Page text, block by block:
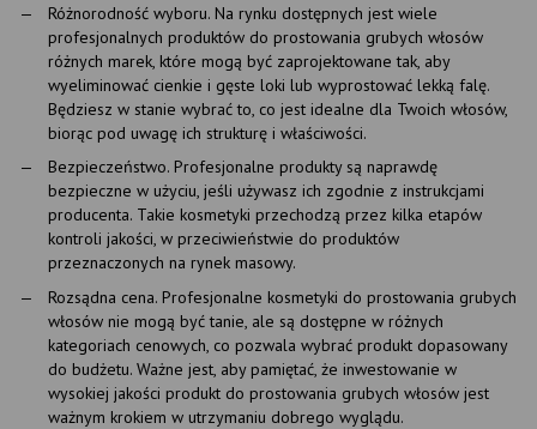
Różnorodność wyboru. Na rynku dostępnych jest wiele
profesjonalnych produktów do prostowania grubych włosów
różnych marek, które mogą być zaprojektowane tak, aby
wyeliminować cienkie i gęste loki lub wyprostować lekką falę.
Będziesz w stanie wybrać to, co jest idealne dla Twoich włosów,
biorąc pod uwagę ich strukturę i właściwości.
Bezpieczeństwo. Profesjonalne produkty są naprawdę
bezpieczne w użyciu, jeśli używasz ich zgodnie z instrukcjami
producenta. Takie kosmetyki przechodzą przez kilka etapów
kontroli jakości, w przeciwieństwie do produktów
przeznaczonych na rynek masowy.
Rozsądna cena. Profesjonalne kosmetyki do prostowania grubych
włosów nie mogą być tanie, ale są dostępne w różnych
kategoriach cenowych, co pozwala wybrać produkt dopasowany
do budżetu. Ważne jest, aby pamiętać, że inwestowanie w
wysokiej jakości produkt do prostowania grubych włosów jest
ważnym krokiem w utrzymaniu dobrego wyglądu.